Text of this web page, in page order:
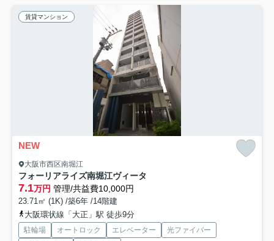
賃貸マンション
NEW
大阪市西区南堀江
フォーリアライズ南堀江ヴィータ
7.1万円 管理/共益費10,000円
23.71㎡ (1K) /築6年 /14階建
大阪環状線「大正」駅 徒歩9分
駐輪場 オートロック エレベーター
光ファイバー